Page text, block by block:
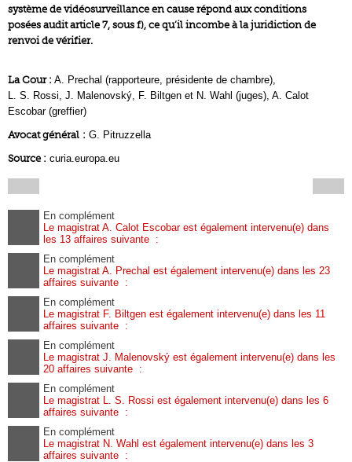
système de vidéosurveillance en cause répond aux conditions
posées audit article 7, sous f), ce qu’il incombe à la juridiction de
renvoi de vérifier.
La Cour : A. Prechal (rapporteure, présidente de chambre),
L. S. Rossi, J. Malenovský, F. Biltgen et N. Wahl (juges), A. Calot
Escobar (greffier)
Avocat général : G. Pitruzzella
Source : curia.europa.eu
En complément
Le magistrat A. Calot Escobar est également intervenu(e) dans
les 13 affaires suivante :
En complément
Le magistrat A. Prechal est également intervenu(e) dans les 23
affaires suivante :
En complément
Le magistrat F. Biltgen est également intervenu(e) dans les 11
affaires suivante :
En complément
Le magistrat J. Malenovský est également intervenu(e) dans les
20 affaires suivante :
En complément
Le magistrat L. S. Rossi est également intervenu(e) dans les 6
affaires suivante :
En complément
Le magistrat N. Wahl est également intervenu(e) dans les 3
affaires suivante :